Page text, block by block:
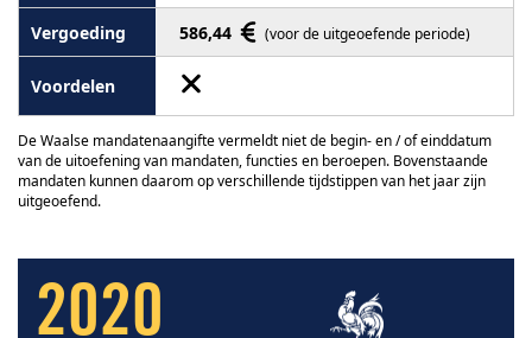
586,44 (voor de uitgeoefende periode)
De Waalse mandatenaangifte vermeldt niet de begin- en / of einddatum
van de uitoefening van mandaten, functies en beroepen. Bovenstaande
mandaten kunnen daarom op verschillende tijdstippen van het jaar zijn
uitgeoefend.
2020